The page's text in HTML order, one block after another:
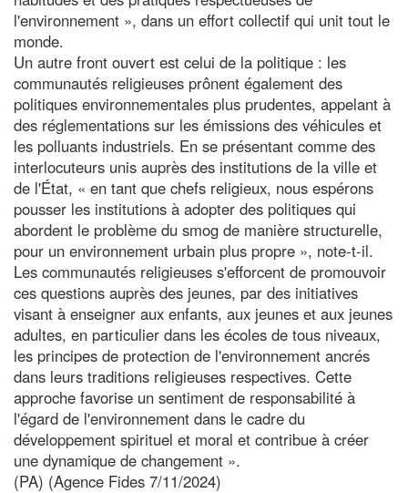
l'environnement », dans un effort collectif qui unit tout le
monde.
Un autre front ouvert est celui de la politique : les
communautés religieuses prônent également des
politiques environnementales plus prudentes, appelant à
des réglementations sur les émissions des véhicules et
les polluants industriels. En se présentant comme des
interlocuteurs unis auprès des institutions de la ville et
de l'État, « en tant que chefs religieux, nous espérons
pousser les institutions à adopter des politiques qui
abordent le problème du smog de manière structurelle,
pour un environnement urbain plus propre », note-t-il.
Les communautés religieuses s'efforcent de promouvoir
ces questions auprès des jeunes, par des initiatives
visant à enseigner aux enfants, aux jeunes et aux jeunes
adultes, en particulier dans les écoles de tous niveaux,
les principes de protection de l'environnement ancrés
dans leurs traditions religieuses respectives. Cette
approche favorise un sentiment de responsabilité à
l'égard de l'environnement dans le cadre du
développement spirituel et moral et contribue à créer
une dynamique de changement ».
(PA) (Agence Fides 7/11/2024)